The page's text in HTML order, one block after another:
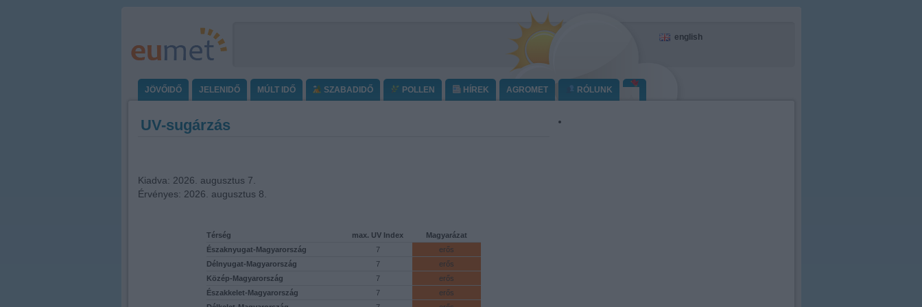
english
JÖVŐIDŐ JELENIDŐ MÚLT IDŐ SZABADIDŐ POLLEN HÍREK AGROMET RÓLUNK
UV-sugárzás
Kiadva: 2026. augusztus 7.
Érvényes: 2026. augusztus 8.
Térség max. UV Index
Magyarázat
Északnyugat-Magyarország
7
erős
Délnyugat-Magyarország
7
erős
Közép-Magyarország
7
erős
Északkelet-Magyarország
7
erős